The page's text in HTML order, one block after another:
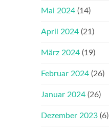
Mai 2024 (14)
April 2024 (21)
März 2024 (19)
Februar 2024 (26)
Januar 2024 (26)
Dezember 2023 (6)